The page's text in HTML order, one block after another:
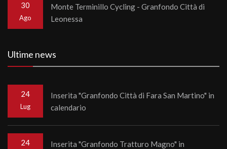
30
Ago
Monte Terminillo Cycling - Granfondo Città di
Leonessa
Ultime news
24
Lug
Inserita "Granfondo Città di Fara San Martino" in
calendario
24
Inserita "Granfondo Tratturo Magno" in